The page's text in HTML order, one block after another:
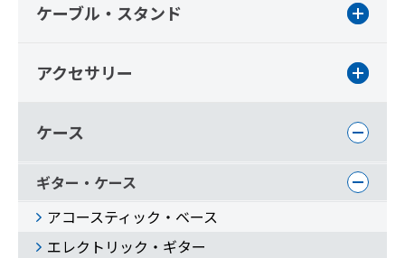
ケーブル・スタンド
アクセサリー
ケース
ギター・ケース
アコースティック・ベース
エレクトリック・ギター